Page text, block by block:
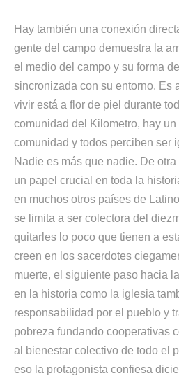
Hay también una conexión
gente del campo demuestra la
el medio del campo y su forma
sincronizada con su entorno. Es
vivir está a flor de piel durante
comunidad del Kilometro, hay
comunidad y todos perciben ser
Nadie es más que nadie. De
un papel crucial en toda la
en muchos otros países de
se limita a ser colectora del
quitarles lo poco que tienen a
creen en los sacerdotes
muerte, el siguiente paso hacia
en la historia como la iglesia
responsabilidad por el pueblo y
pobreza fundando cooperativas
al bienestar colectivo de todo el
eso la protagonista confiesa